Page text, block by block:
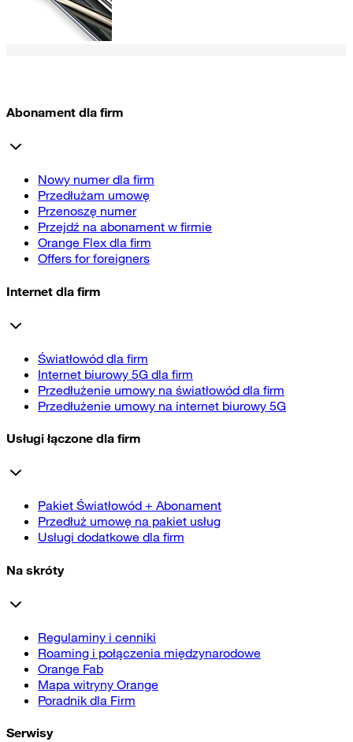
Abonament dla firm
Nowy numer dla firm
Przedłużam umowę
Przenoszę numer
Przejdź na abonament w firmie
Orange Flex dla firm
Offers for foreigners
Internet dla firm
Światłowód dla firm
Internet biurowy 5G dla firm
Przedłużenie umowy na światłowód dla firm
Przedłużenie umowy na internet biurowy 5G
Usługi łączone dla firm
Pakiet Światłowód + Abonament
Przedłuż umowę na pakiet usług
Usługi dodatkowe dla firm
Na skróty
Regulaminy i cenniki
Roaming i połączenia międzynarodowe
Orange Fab
Mapa witryny Orange
Poradnik dla Firm
Serwisy